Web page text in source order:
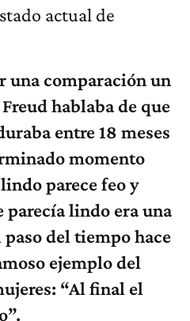
actual de
una comparación un
hablaba de que
entre 18 meses
momento
parece feo y
lindo era una
del tiempo hace
ejemplo del
“Al final el